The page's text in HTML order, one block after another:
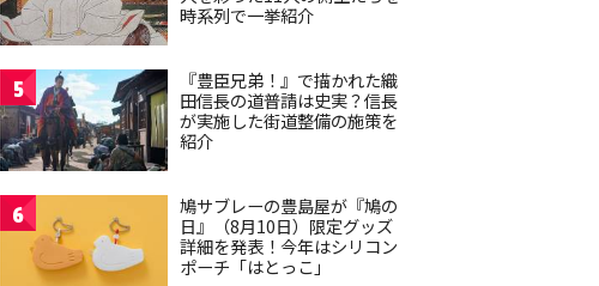
時系列で一挙紹介
5
『豊臣兄弟！』で描かれた織
田信長の道普請は史実？信長
が実施した街道整備の施策を
紹介
6
鳩サブレーの豊島屋が『鳩の
日』（8月10日）限定グッズ
詳細を発表！今年はシリコン
ポーチ「はとっこ」